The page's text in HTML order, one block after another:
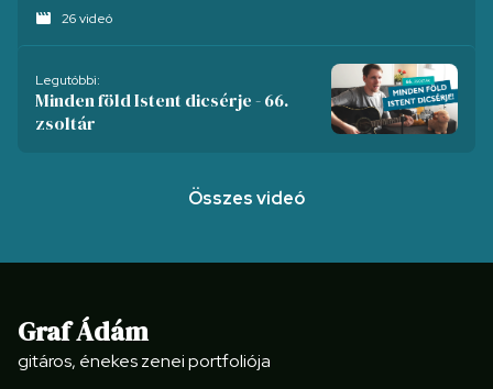
movie 26 videó
Legutóbbi:
Minden föld Istent dicsérje - 66.
zsoltár
Összes videó
Graf Ádám
gitáros, énekes zenei portfoliója